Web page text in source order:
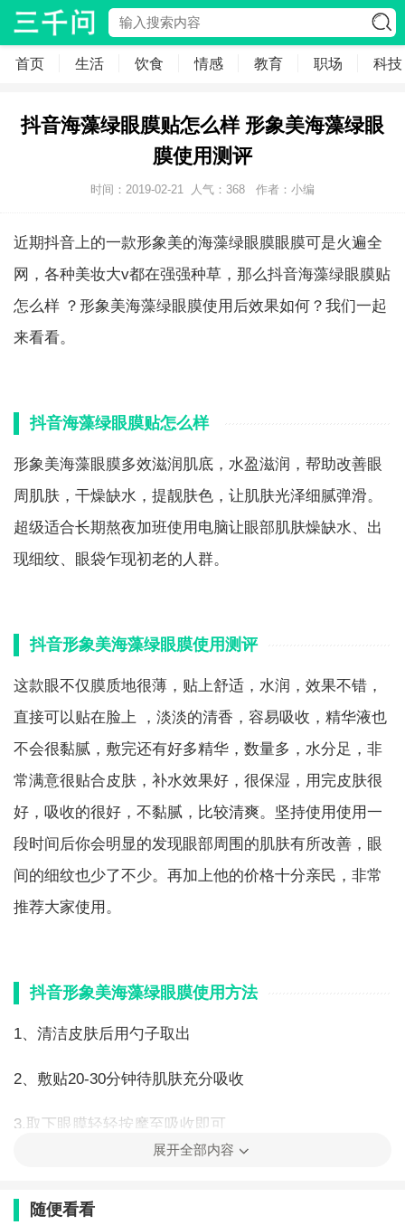
首页 生活 饮食 情感 教育 职场 科技
抖音海藻绿眼膜贴怎么样 形象美海藻绿眼
膜使用测评
时间：2019-02-21 人气： 368 作者：小编
近期抖音上的一款形象美的海藻绿眼膜眼膜可是火遍全
网，各种美妆大v都在强强种草，那么抖音海藻绿眼膜贴
怎么样 ？形象美海藻绿眼膜使用后效果如何？我们一起
来看看。
抖音海藻绿眼膜贴怎么样
形象美海藻眼膜多效滋润肌底，水盈滋润，帮助改善眼
周肌肤，干燥缺水，提靓肤色，让肌肤光泽细腻弹滑。
超级适合长期熬夜加班使用电脑让眼部肌肤燥缺水、出
现细纹、眼袋乍现初老的人群。
抖音形象美海藻绿眼膜使用测评
这款眼不仅膜质地很薄，贴上舒适，水润，效果不错，
直接可以贴在脸上 ，淡淡的清香，容易吸收，精华液也
不会很黏腻，敷完还有好多精华，数量多，水分足，非
常满意很贴合皮肤，补水效果好，很保湿，用完皮肤很
好，吸收的很好，不黏腻，比较清爽。坚持使用使用一
段时间后你会明显的发现眼部周围的肌肤有所改善，眼
间的细纹也少了不少。再加上他的价格十分亲民，非常
推荐大家使用。
抖音形象美海藻绿眼膜使用方法
1、清洁皮肤后用勺子取出
2、敷贴20-30分钟待肌肤充分吸收
3.取下眼膜轻轻按摩至吸收即可
标签： 海藻绿眼膜
展开全部内容
随便看看